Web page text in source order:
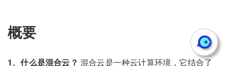
概要
1、什么是混合云？ 混合云是一种云计算环境，它结合了